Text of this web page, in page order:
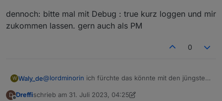
Wie prüfe ich das? Ich habe Protobuf und
Die Werte des Powerstreams bekommt er
anscheinend nicht decodiert.
geschrieben, sondern die Werte einfach nicht
dennoch: bitte mal mit Debug : true kurz loggen und mir
zukommen lassen. gern auch als PM
0
W Waly_de@lordminorin ich fürchte das könnte mit den jüngsten
ich hab noch keine gemacht, weil ich das befürchtet
dennoch: bitte mal mit Debug : true kurz loggen und
D Dreffischrieb am 31. Juli 2023, 04:25
zuletzt editiert von Dreffi